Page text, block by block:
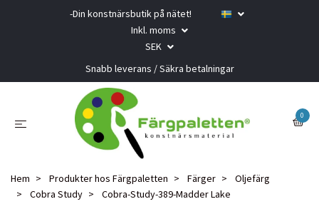
-Din konstnärsbutik på nätet!
Inkl. moms
SEK
Snabb leverans / Säkra betalningar
0
Hem Produkter hos Färgpaletten Färger
Oljefärg
Cobra Study
Cobra-Study-389-Madder Lake